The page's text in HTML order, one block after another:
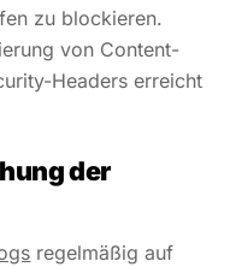
zu blockieren.
von Content-
Headers erreicht
der
regelmäßig auf